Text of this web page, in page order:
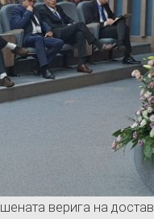
верига на